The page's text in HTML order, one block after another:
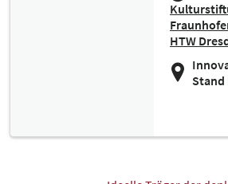
HTW
Stand